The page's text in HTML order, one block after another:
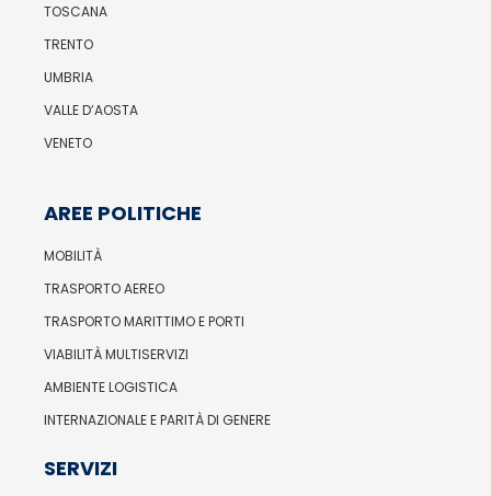
TOSCANA
TRENTO
UMBRIA
VALLE D’AOSTA
VENETO
AREE POLITICHE
MOBILITÀ
TRASPORTO AEREO
TRASPORTO MARITTIMO E PORTI
VIABILITÀ MULTISERVIZI
AMBIENTE LOGISTICA
INTERNAZIONALE E PARITÀ DI GENERE
SERVIZI